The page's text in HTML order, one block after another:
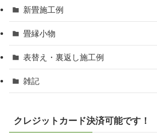
新畳施工例
畳縁小物
表替え・裏返し施工例
雑記
クレジットカード決済可能です！